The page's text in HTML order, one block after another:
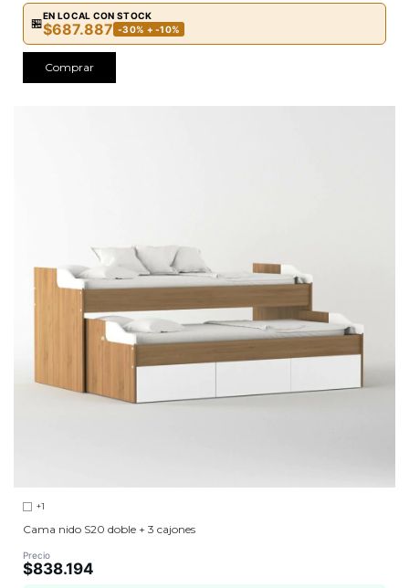
🏪
EN LOCAL CON STOCK
$687.887 -30% + -10%
Comprar
+1
Cama nido S20 doble + 3 cajones
Precio
$838.194